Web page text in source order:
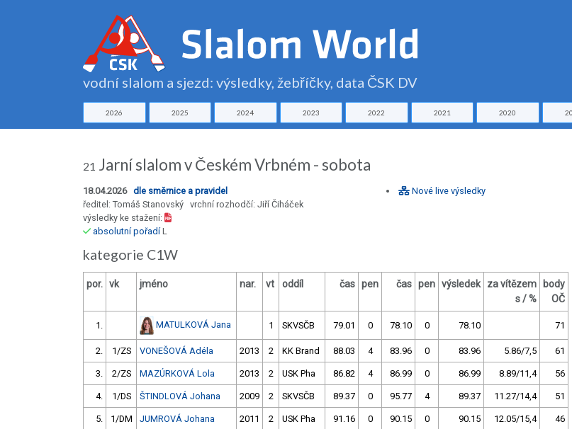
vodní slalom a sjezd: výsledky, žebříčky, data ČSK DV
2026 2025 2024 2023 2022 2021 2020
21 Jarní slalom v Českém Vrbném - sobota
18.04.2026 dle směrnice a pravidel
ředitel: Tomáš Stanovský vrchní rozhodčí: Jiří Čiháček
výsledky ke stažení:
absolutní pořadíL
Nové live výsledky
kategorie C1W
por. vk jméno nar. vt oddíl čas pen čas pen výsledek
za vítězem
s / %
body
OČ
1. MATULKOVÁ Jana 1 SKVSČB 79.01 0 78.10 0 78.10 71
2. 1/ZS VONEŠOVÁ Adéla 2013 2 KK Brand 88.03 4 83.96 0 83.96 5.86/7,5 61
3. 2/ZS MAZÚRKOVÁ Lola 2013 2 USK Pha 86.82 4 86.99 0 86.99 8.89/11,4 56
4. 1/DS ŠTINDLOVÁ Johana 2009 2 SKVSČB 89.37 0 95.77 4 89.37 11.27/14,4 51
5. 1/DM JUMROVÁ Johana 2011 2 USK Pha 91.16 0 90.15 0 90.15 12.05/15,4 46